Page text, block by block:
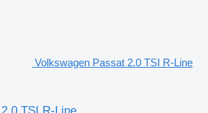
Volkswagen Passat 2.0 TSI R-Line